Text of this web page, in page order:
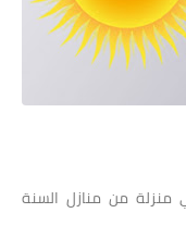
منزلة من منازل السنة